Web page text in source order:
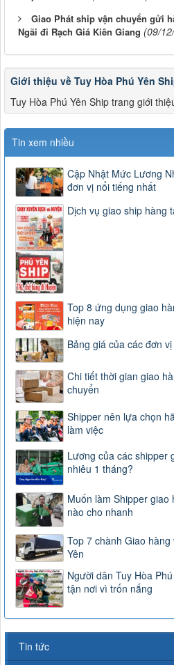
Giao Phát ship vận chuyển gửi
Ngãi đi Rạch Giá Kiên Giang (09/
Giới thiệu về Tuy Hòa Phú Yên
Tuy Hòa Phú Yên Ship trang giới
Tin xem nhiều
Cập Nhật Mức Lương
đơn vị nổi tiếng nhất
Dịch vụ giao ship hàng
Top 8 ứng dụng giao
hiện nay
Bảng giá của các đơn
Chi tiết thời gian giao
chuyển
Shipper nên lựa chọn
làm việc
Lương của các shipper
nhiêu 1 tháng?
Muốn làm Shipper
nào cho nhanh
Top 7 chành Giao
Yên
Người dân Tuy Hòa
tận nơi vì trốn nắng
Tin tức